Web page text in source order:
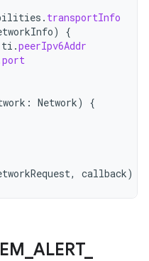
. transportInfo
)
{
ti .peerIpv6Addr
port
: Network)
{
, callback)
ALERT_